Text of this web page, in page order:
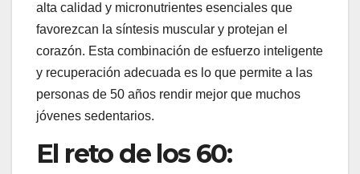
alta calidad y micronutrientes esenciales que
favorezcan la síntesis muscular y protejan el
corazón. Esta combinación de esfuerzo inteligente
y recuperación adecuada es lo que permite a las
personas de 50 años rendir mejor que muchos
jóvenes sedentarios.
El reto de los 60: